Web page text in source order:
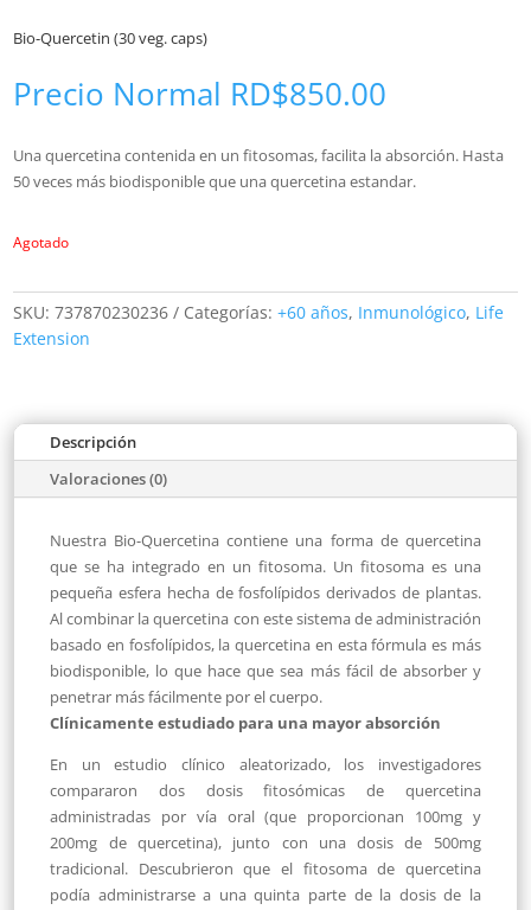
Bio-Quercetin (30 veg. caps)
Precio Normal RD$850.00
Una quercetina contenida en un fitosomas, facilita la absorción. Hasta
50 veces más biodisponible que una quercetina estandar.
Agotado
SKU:737870230236 Categorías:+60 años, Inmunológico, Life
Extension
Descripción
Valoraciones (0)
Nuestra Bio-Quercetina contiene una forma de quercetina
que se ha integrado en un fitosoma. Un fitosoma es una
pequeña esfera hecha de fosfolípidos derivados de plantas.
Al combinar la quercetina con este sistema de administración
basado en fosfolípidos, la quercetina en esta fórmula es más
biodisponible, lo que hace que sea más fácil de absorber y
penetrar más fácilmente por el cuerpo.
Clínicamente estudiado para una mayor absorción
En un estudio clínico aleatorizado, los investigadores
compararon dos dosis fitosómicas de quercetina
administradas por vía oral (que proporcionan 100mg y
200mg de quercetina), junto con una dosis de 500mg
tradicional. Descubrieron que el fitosoma de quercetina
podía administrarse a una quinta parte de la dosis de la